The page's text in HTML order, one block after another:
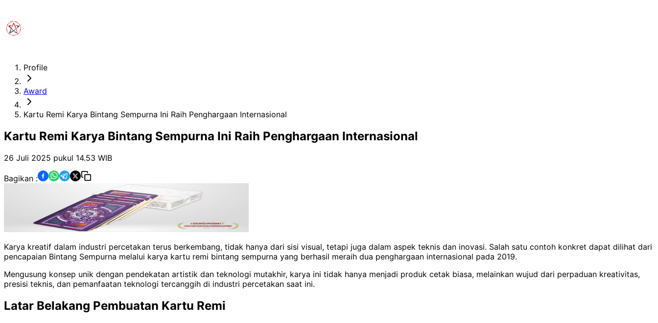
Profile
Award
Kartu Remi Karya Bintang Sempurna Ini Raih Penghargaan Internasional
Kartu Remi Karya Bintang Sempurna Ini Raih Penghargaan Internasional
26 Juli 2025 pukul 14.53 WIB
Bagikan :
Karya kreatif dalam industri percetakan terus berkembang, tidak hanya dari sisi visual, tetapi juga dalam aspek teknis dan inovasi. Salah satu contoh konkret dapat dilihat dari
pencapaian Bintang Sempurna melalui karya kartu remi bintang sempurna yang berhasil meraih dua penghargaan internasional pada 2019.
Mengusung konsep unik dengan pendekatan artistik dan teknologi mutakhir, karya ini tidak hanya menjadi produk cetak biasa, melainkan wujud dari perpaduan kreativitas,
presisi teknis, dan pemanfaatan teknologi tercanggih di industri percetakan saat ini.
Latar Belakang Pembuatan Kartu Remi